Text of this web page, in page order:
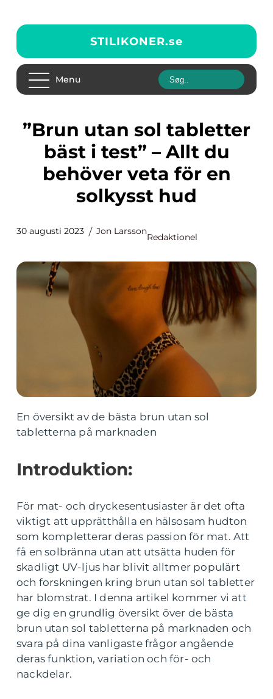
STILIKONER.se
Menu
”Brun utan sol tabletter
bäst i test” – Allt du
behöver veta för en
solkysst hud
30 augusti 2023 Jon Larsson
Redaktionel
En översikt av de bästa brun utan sol
tabletterna på marknaden
Introduktion:
För mat- och dryckesentusiaster är det ofta
viktigt att upprätthålla en hälsosam hudton
som kompletterar deras passion för mat. Att
få en solbränna utan att utsätta huden för
skadligt UV-ljus har blivit alltmer populärt
och forskningen kring brun utan sol tabletter
har blomstrat. I denna artikel kommer vi att
ge dig en grundlig översikt över de bästa
brun utan sol tabletterna på marknaden och
svara på dina vanligaste frågor angående
deras funktion, variation och för- och
nackdelar.